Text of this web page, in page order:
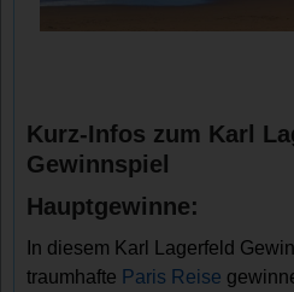
Kurz-Infos zum Karl
Gewinnspiel
Hauptgewinne:
In diesem Karl Lagerfeld
traumhafte Paris Reise